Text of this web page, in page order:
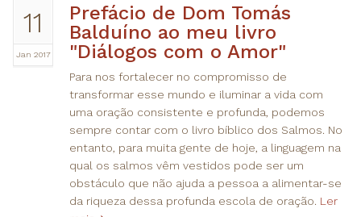
11
Jan 2017
Prefácio de Dom Tomás
Balduíno ao meu livro
"Diálogos com o Amor"
Para nos fortalecer no compromisso de
transformar esse mundo e iluminar a vida com
uma oração consistente e profunda, podemos
sempre contar com o livro bíblico dos Salmos. No
entanto, para muita gente de hoje, a linguagem na
qual os salmos vêm vestidos pode ser um
obstáculo que não ajuda a pessoa a alimentar-se
da riqueza dessa profunda escola de oração. Ler